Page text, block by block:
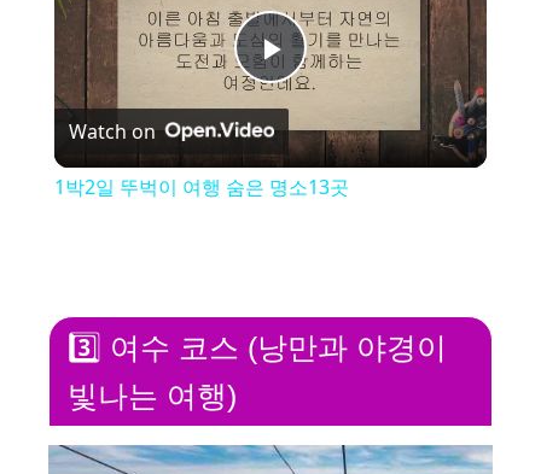
P
l
V
i
Watch on
1박2일 뚜벅이 여행 숨은 명소13곳
3️⃣ 여수 코스 (낭만과 야경이
빛나는 여행)